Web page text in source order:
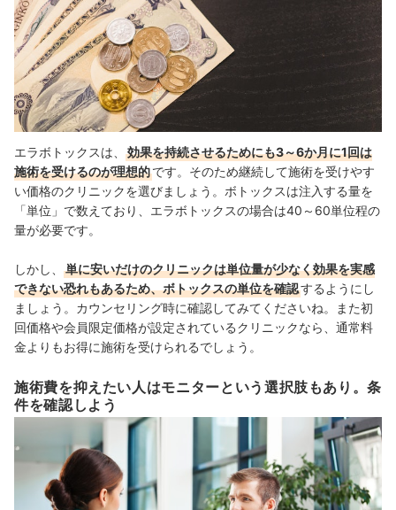
エラボトックスは、
効果を持続させるためにも3～6か月に1回は
施術を受けるのが理想的です。そのため継続して施術を受けやす
い価格のクリニックを選びましょう。 ボトックスは注入する量を
「単位」で数えており、エラボトックスの場合は40～60単位程の
量が必要です。
しかし、
単に安いだけのクリニックは単位量が少なく効果を実感
できない恐れもあるため、ボトックスの単位を確認するようにし
ましょう。カウンセリング時に確認してみてくださいね。また初
回価格や会員限定価格が設定されているクリニックなら、通常料
金よりもお得に施術を受けられるでしょう。
施術費を抑えたい人はモニターという選択肢もあり。条
件を確認しよう